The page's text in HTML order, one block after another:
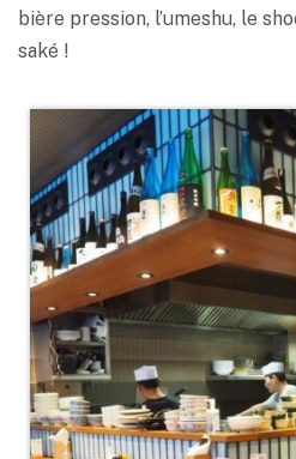
bière pression, l’umeshu, le
saké !